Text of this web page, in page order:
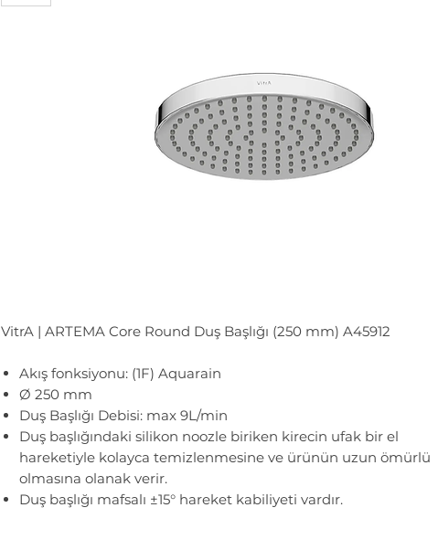
VitrA | ARTEMA Core Round Duş Başlığı (250 mm) A45912
Akış fonksiyonu: (1F) Aquarain
Ø 250 mm
Duş Başlığı Debisi: max 9L/min
Duş başlığındaki silikon noozle biriken kirecin ufak bir el
hareketiyle kolayca temizlenmesine ve ürünün uzun ömürlü
olmasına olanak verir.
Duş başlığı mafsalı ±15° hareket kabiliyeti vardır.